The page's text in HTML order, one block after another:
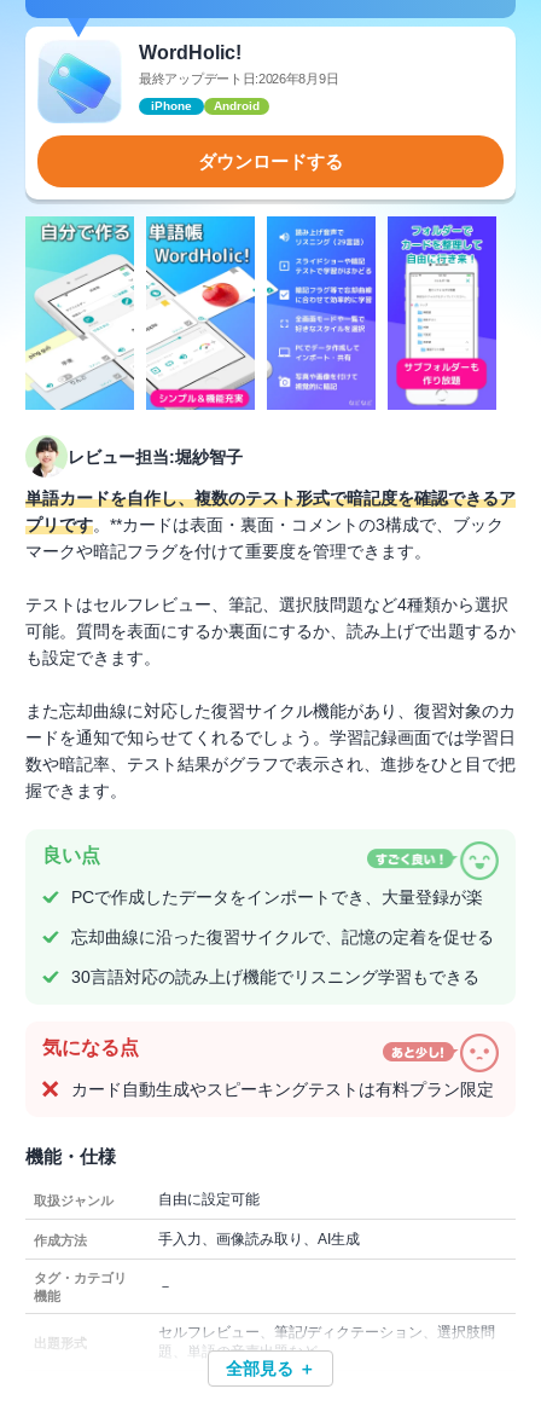
WordHolic!
最終アップデート日:2026年8月9日
iPhone Android
ダウンロードする
レビュー担当:堀紗智子
単語カードを自作し、複数のテスト形式で暗記度を確認できるア
プリです。**カードは表面・裏面・コメントの3構成で、ブック
マークや暗記フラグを付けて重要度を管理できます。
テストはセルフレビュー、筆記、選択肢問題など4種類から選択
可能。質問を表面にするか裏面にするか、読み上げで出題するか
も設定できます。
また忘却曲線に対応した復習サイクル機能があり、復習対象のカ
ードを通知で知らせてくれるでしょう。学習記録画面では学習日
数や暗記率、テスト結果がグラフで表示され、進捗をひと目で把
握できます。
良い点
PCで作成したデータをインポートでき、大量登録が楽
忘却曲線に沿った復習サイクルで、記憶の定着を促せる
30言語対応の読み上げ機能でリスニング学習もできる
気になる点
カード自動生成やスピーキングテストは有料プラン限定
機能・仕様
取扱ジャンル 自由に設定可能
作成方法 手入力、画像読み取り、AI生成
タグ・カテゴリ
機能
－
出題形式
セルフレビュー、筆記/ディクテーション、選択肢問
題、単語の音声出題など
全部見る ＋